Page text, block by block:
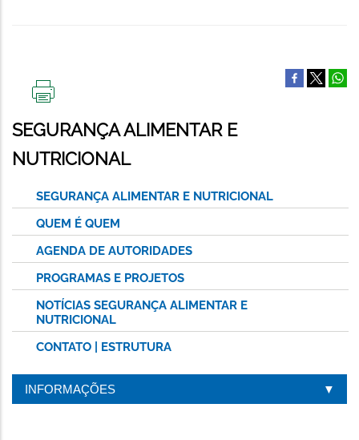
ESTA
PÁGINA
SEGURANÇA ALIMENTAR E
NUTRICIONAL
SEGURANÇA ALIMENTAR E NUTRICIONAL
QUEM É QUEM
AGENDA DE AUTORIDADES
PROGRAMAS E PROJETOS
NOTÍCIAS SEGURANÇA ALIMENTAR E
NUTRICIONAL
CONTATO | ESTRUTURA
INFORMAÇÕES